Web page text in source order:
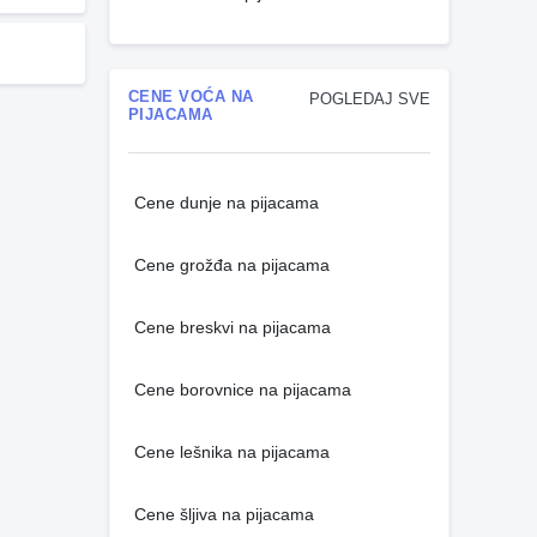
POGLEDAJ SVE
CENE VOĆA NA
PIJACAMA
Cene dunje na pijacama
Cene grožđa na pijacama
Cene breskvi na pijacama
Cene borovnice na pijacama
Cene lešnika na pijacama
Cene šljiva na pijacama